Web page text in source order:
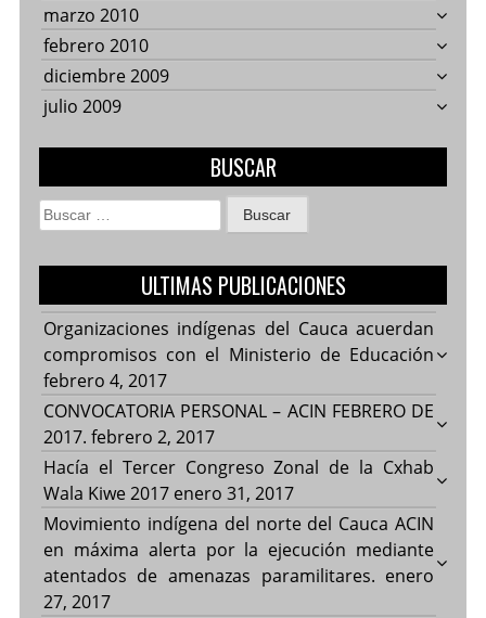
marzo 2010
febrero 2010
diciembre 2009
julio 2009
BUSCAR
Buscar:
ULTIMAS PUBLICACIONES
Organizaciones indígenas del Cauca acuerdan
compromisos con el Ministerio de Educación
febrero 4, 2017
CONVOCATORIA PERSONAL – ACIN FEBRERO DE
2017. febrero 2, 2017
Hacía el Tercer Congreso Zonal de la Cxhab
Wala Kiwe 2017 enero 31, 2017
Movimiento indígena del norte del Cauca ACIN
en máxima alerta por la ejecución mediante
atentados de amenazas paramilitares. enero
27, 2017